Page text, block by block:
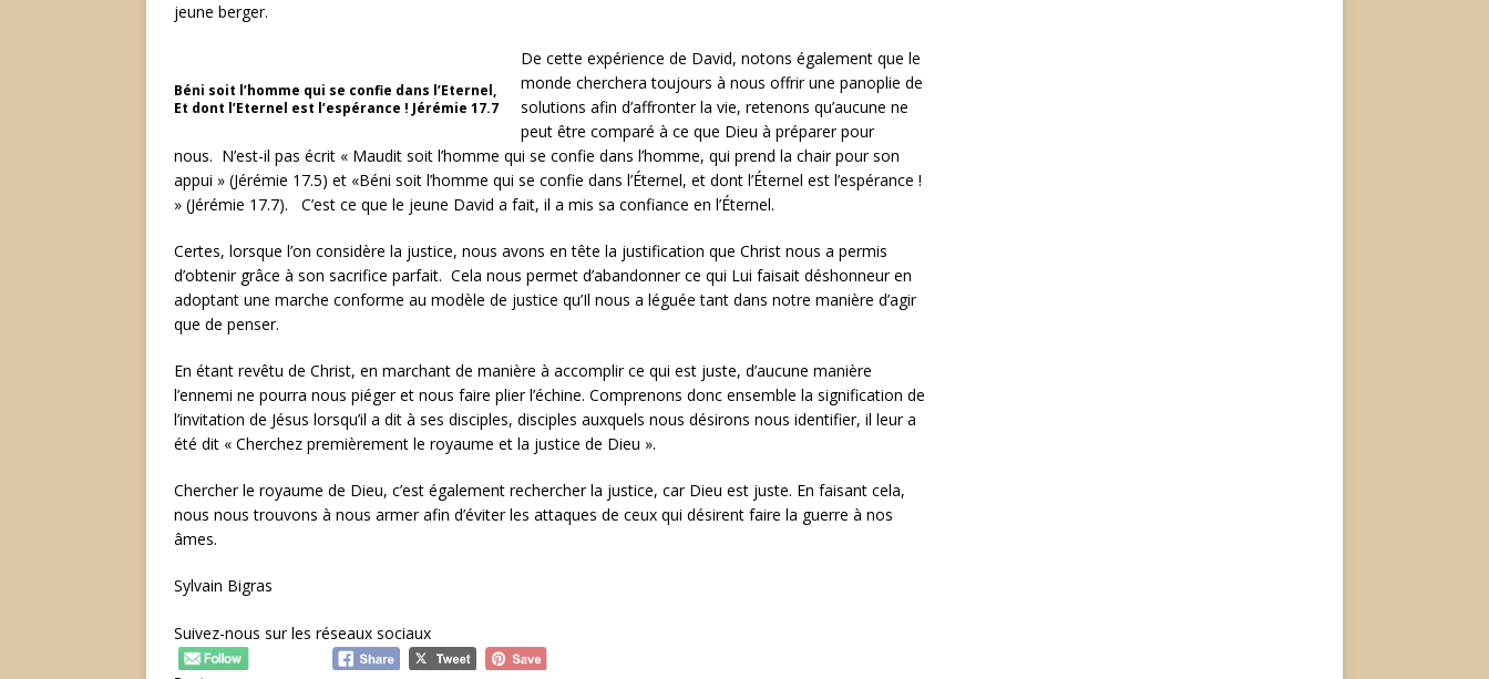
jeune berger.
Béni soit l’homme qui se confie dans l’Eternel,
Et dont l’Eternel est l’espérance ! Jérémie 17.7
De cette expérience de David, notons également que le
monde cherchera toujours à nous offrir une panoplie de
solutions afin d’affronter la vie, retenons qu’aucune ne
peut être comparé à ce que Dieu à préparer pour
nous. N’est-il pas écrit « Maudit soit l’homme qui se confie dans l’homme, qui prend la chair pour son
appui » (Jérémie 17.5) et «Béni soit l’homme qui se confie dans l’Éternel, et dont l’Éternel est l’espérance !
» (Jérémie 17.7). C’est ce que le jeune David a fait, il a mis sa confiance en l’Éternel.
Certes, lorsque l’on considère la justice, nous avons en tête la justification que Christ nous a permis
d’obtenir grâce à son sacrifice parfait. Cela nous permet d’abandonner ce qui Lui faisait déshonneur en
adoptant une marche conforme au modèle de justice qu’Il nous a léguée tant dans notre manière d’agir
que de penser.
En étant revêtu de Christ, en marchant de manière à accomplir ce qui est juste, d’aucune manière
l’ennemi ne pourra nous piéger et nous faire plier l’échine. Comprenons donc ensemble la signification de
l’invitation de Jésus lorsqu’il a dit à ses disciples, disciples auxquels nous désirons nous identifier, il leur a
été dit « Cherchez premièrement le royaume et la justice de Dieu ».
Chercher le royaume de Dieu, c’est également rechercher la justice, car Dieu est juste. En faisant cela,
nous nous trouvons à nous armer afin d’éviter les attaques de ceux qui désirent faire la guerre à nos
âmes.
Sylvain Bigras
Suivez-nous sur les réseaux sociaux